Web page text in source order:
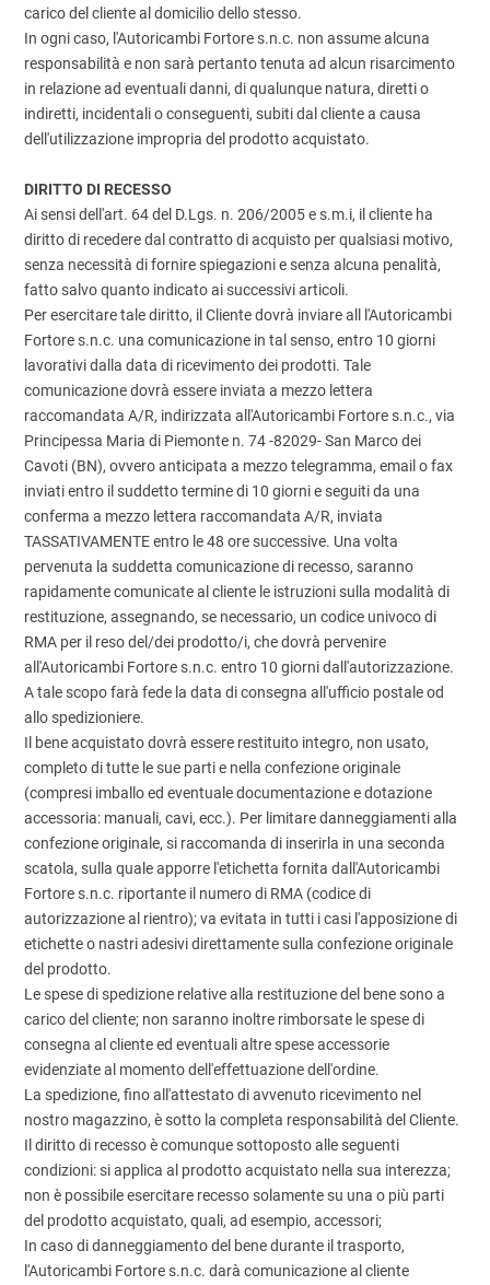
carico del cliente al domicilio dello stesso.
In ogni caso, l'Autoricambi Fortore s.n.c. non assume alcuna
responsabilità e non sarà pertanto tenuta ad alcun risarcimento
in relazione ad eventuali danni, di qualunque natura, diretti o
indiretti, incidentali o conseguenti, subiti dal cliente a causa
dell'utilizzazione impropria del prodotto acquistato.
DIRITTO DI RECESSO
Ai sensi dell'art. 64 del D.Lgs. n. 206/2005 e s.m.i, il cliente ha
diritto di recedere dal contratto di acquisto per qualsiasi motivo,
senza necessità di fornire spiegazioni e senza alcuna penalità,
fatto salvo quanto indicato ai successivi articoli.
Per esercitare tale diritto, il Cliente dovrà inviare all l'Autoricambi
Fortore s.n.c. una comunicazione in tal senso, entro 10 giorni
lavorativi dalla data di ricevimento dei prodotti. Tale
comunicazione dovrà essere inviata a mezzo lettera
raccomandata A/R, indirizzata all'Autoricambi Fortore s.n.c., via
Principessa Maria di Piemonte n. 74 -82029- San Marco dei
Cavoti (BN), ovvero anticipata a mezzo telegramma, email o fax
inviati entro il suddetto termine di 10 giorni e seguiti da una
conferma a mezzo lettera raccomandata A/R, inviata
TASSATIVAMENTE entro le 48 ore successive. Una volta
pervenuta la suddetta comunicazione di recesso, saranno
rapidamente comunicate al cliente le istruzioni sulla modalità di
restituzione, assegnando, se necessario, un codice univoco di
RMA per il reso del/dei prodotto/i, che dovrà pervenire
all'Autoricambi Fortore s.n.c. entro 10 giorni dall'autorizzazione.
A tale scopo farà fede la data di consegna all'ufficio postale od
allo spedizioniere.
Il bene acquistato dovrà essere restituito integro, non usato,
completo di tutte le sue parti e nella confezione originale
(compresi imballo ed eventuale documentazione e dotazione
accessoria: manuali, cavi, ecc.). Per limitare danneggiamenti alla
confezione originale, si raccomanda di inserirla in una seconda
scatola, sulla quale apporre l'etichetta fornita dall'Autoricambi
Fortore s.n.c. riportante il numero di RMA (codice di
autorizzazione al rientro); va evitata in tutti i casi l'apposizione di
etichette o nastri adesivi direttamente sulla confezione originale
del prodotto.
Le spese di spedizione relative alla restituzione del bene sono a
carico del cliente; non saranno inoltre rimborsate le spese di
consegna al cliente ed eventuali altre spese accessorie
evidenziate al momento dell'effettuazione dell'ordine.
La spedizione, fino all'attestato di avvenuto ricevimento nel
nostro magazzino, è sotto la completa responsabilità del Cliente.
Il diritto di recesso è comunque sottoposto alle seguenti
condizioni: si applica al prodotto acquistato nella sua interezza;
non è possibile esercitare recesso solamente su una o più parti
del prodotto acquistato, quali, ad esempio, accessori;
In caso di danneggiamento del bene durante il trasporto,
l'Autoricambi Fortore s.n.c. darà comunicazione al cliente